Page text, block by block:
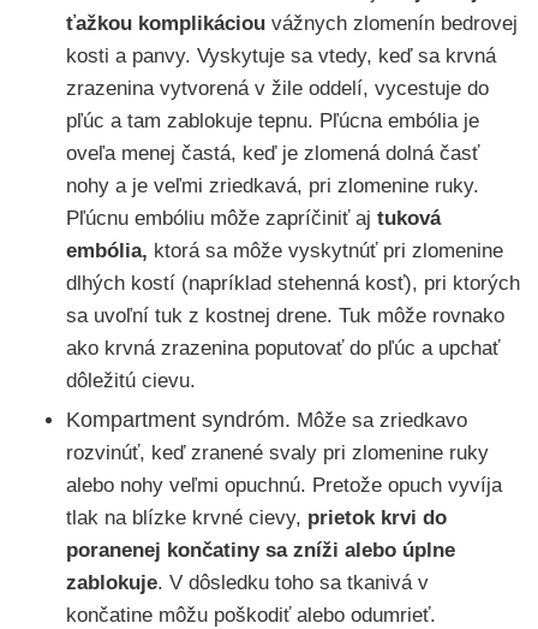
ťažkou komplikáciou vážnych zlomenín bedrovej
kosti a panvy. Vyskytuje sa vtedy, keď sa krvná
zrazenina vytvorená v žile oddelí, vycestuje do
pľúc a tam zablokuje tepnu. Pľúcna embólia je
oveľa menej častá, keď je zlomená dolná časť
nohy a je veľmi zriedkavá, pri zlomenine ruky.
Pľúcnu embóliu môže zapríčiniť aj tuková
embólia, ktorá sa môže vyskytnúť pri zlomenine
dlhých kostí (napríklad stehenná kosť), pri ktorých
sa uvoľní tuk z kostnej drene. Tuk môže rovnako
ako krvná zrazenina poputovať do pľúc a upchať
dôležitú cievu.
Kompartment syndróm. Môže sa zriedkavo
rozvinúť, keď zranené svaly pri zlomenine ruky
alebo nohy veľmi opuchnú. Pretože opuch vyvíja
tlak na blízke krvné cievy, prietok krvi do
poranenej končatiny sa zníži alebo úplne
zablokuje. V dôsledku toho sa tkanivá v
končatine môžu poškodiť alebo odumrieť.